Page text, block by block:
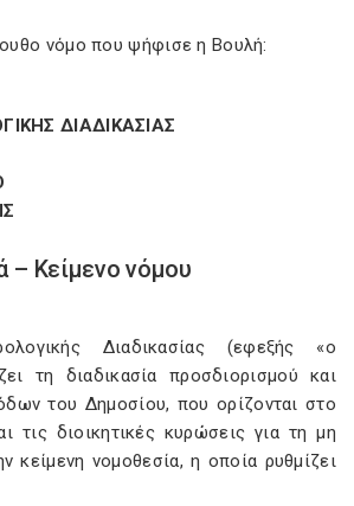
νόμο που ψήφισε η Βουλή:
ΔΙΑΔΙΚΑΣΙΑΣ
– Κείμενο νόμου
Διαδικασίας (εφεξής «ο
τη διαδικασία προσδιορισμού και
του Δημοσίου, που ορίζονται στο
τις διοικητικές κυρώσεις για τη μη
κείμενη νομοθεσία, η οποία ρυθμίζει